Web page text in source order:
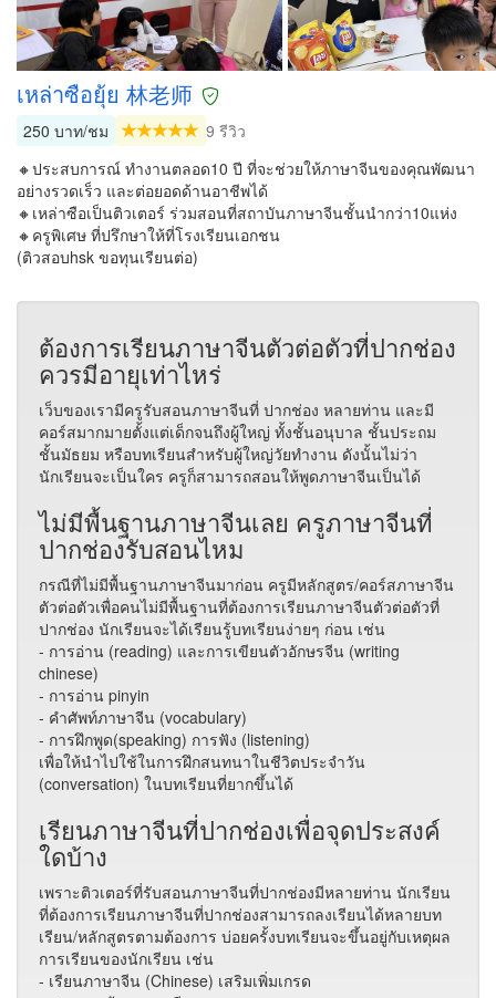
เหล่าซือยุ้ย 林老师
250 บาท/ชม
9 รีวิว
🔸ประสบการณ์ ทำงานตลอด10 ปี ที่จะช่วยให้ภาษาจีนของคุณพัฒนา
อย่างรวดเร็ว และต่อยอดด้านอาชีพได้
🔸เหล่าซือเป็นติวเตอร์ ร่วมสอนที่สถาบันภาษาจีนชั้นนำกว่า10แห่ง
🔸ครูพิเศษ ที่ปรึกษาให้ที่โรงเรียนเอกชน
(ติวสอบhsk ขอทุนเรียนต่อ)
ต้องการเรียนภาษาจีนตัวต่อตัวที่ปากช่อง
ควรมีอายุเท่าไหร่
เว็บของเรามีครูรับสอนภาษาจีนที่ ปากช่อง หลายท่าน และมี
คอร์สมากมายตั้งแต่เด็กจนถึงผู้ใหญ่ ทั้งชั้นอนุบาล ชั้นประถม
ชั้นมัธยม หรือบทเรียนสำหรับผู้ใหญ่วัยทำงาน ดังนั้นไม่ว่า
นักเรียนจะเป็นใคร ครูก็สามารถสอนให้พูดภาษาจีนเป็นได้
ไม่มีพื้นฐานภาษาจีนเลย ครูภาษาจีนที่
ปากช่องรับสอนไหม
กรณีที่ไม่มีพื้นฐานภาษาจีนมาก่อน ครูมีหลักสูตร/คอร์สภาษาจีน
ตัวต่อตัวเพื่อคนไม่มีพื้นฐานที่ต้องการเรียนภาษาจีนตัวต่อตัวที่
ปากช่อง นักเรียนจะได้เรียนรู้บทเรียนง่ายๆ ก่อน เช่น
- การอ่าน (reading) และการเขียนตัวอักษรจีน (writing
chinese)
- การอ่าน pinyin
- คำศัพท์ภาษาจีน (vocabulary)
- การฝึกพูด(speaking) การฟัง (listening)
เพื่อให้นำไปใช้ในการฝึกสนทนาในชีวิตประจำวัน
(conversation) ในบทเรียนที่ยากขึ้นได้
เรียนภาษาจีนที่ปากช่องเพื่อจุดประสงค์
ใดบ้าง
เพราะติวเตอร์ที่รับสอนภาษาจีนที่ปากช่องมีหลายท่าน นักเรียน
ที่ต้องการเรียนภาษาจีนที่ปากช่องสามารถลงเรียนได้หลายบท
เรียน/หลักสูตรตามต้องการ บ่อยครั้งบทเรียนจะขึ้นอยู่กับเหตุผล
การเรียนของนักเรียน เช่น
- เรียนภาษาจีน (Chinese) เสริมเพิ่มเกรด